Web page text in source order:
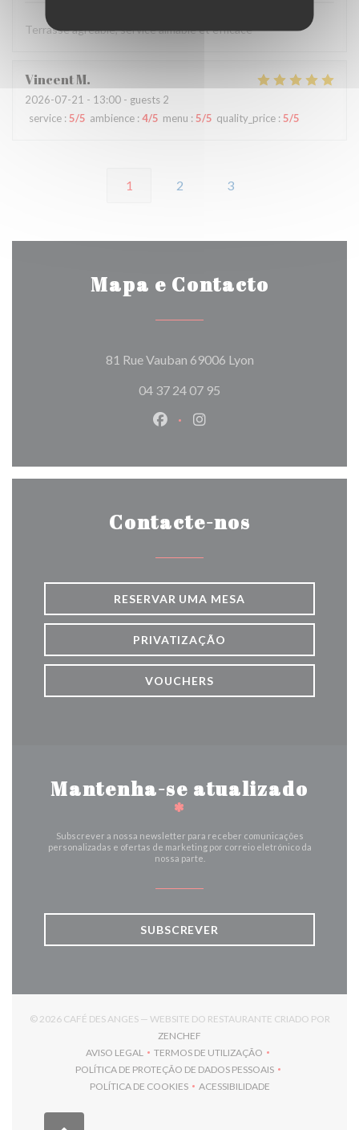
Terrasse agréable, service aimable et efficace
VincentM
2026-07-21 - 13:00 - guests 2
service : 5/5 ambience : 4/5 menu : 5/5 quality_price : 5/5
1 2 3
Mapa e Contacto
81 Rue Vauban 69006 Lyon((abre numa nova
04 37 24 07 95
Facebook ((abre numa nova
Instagram ((abre numa
Contacte-nos
RESERVAR UMA MESA
PRIVATIZAÇÃO
VOUCHERS
Mantenha-se atualizado
*
Subscrever a nossa newsletter para receber comunicações
personalizadas e ofertas de marketing por correio eletrónico da
nossa parte.
SUBSCREVER
© 2026 CAFÉ DES ANGES — WEBSITE DO RESTAURANTE CRIADO POR
ZENCHEF
AVISO LEGAL
((ABRE NUMA NOVA JANELA))
TERMOS DE UTILIZAÇÃO
((ABRE NUMA NOVA JANELA))
POLÍTICA DE PROTEÇÃO DE DADOS PESSOAIS
((ABRE NUMA NOVA JANELA))
POLÍTICA DE COOKIES
((ABRE NUMA NOVA JANELA))
ACESSIBILIDADE
((ABRE NUMA NOVA